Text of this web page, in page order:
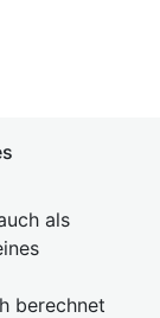
als
berechnet